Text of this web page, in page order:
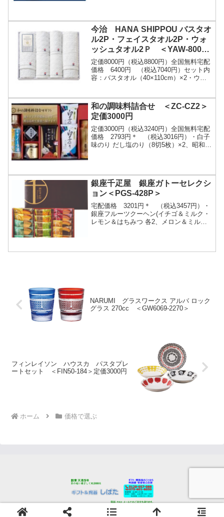
今治 HANA SHIPPOU バスタオ
ル2P・フェイスタオル2P・ウォ
ッシュタオル2Ｐ ＜YAW-8007
＞定価8000円を20％引き
定価8000円（税込8800円）全国無料宅配
価格 6400円 （税込7040円）セット内
容：バスタオル（40×110cm）×2・ウォ
和の調味料詰合せ ＜ZC-CZ2＞
定価3000円
定価3000円（税込3240円）全国無料宅配
価格 2793円＊ （税込3016円）・白子
味のり だし塩のり（8切5枚）×2、昭和キ
銀座千疋屋 銀座ガトーセレクシ
ョン＜PGS-428P＞
宅配価格 3201円＊ （税込3457円）・
銀座フルーツクーヘン(イチゴ＆ミルク・
レモン＆はちみつ 各2、メロン＆ミル
NARUMI グラスワークス アルバ ロック
グラス 270cc ＜GW6069-2270＞
フィンレイソン ハウスカ パスタプレ
ートセット ＜FIN50-184＞定価3000円
ホーム 価格で選ぶ
© 2023 ギフト＆陶器しばた.